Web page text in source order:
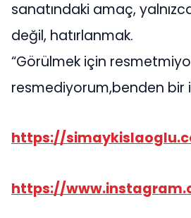
sanatındaki amaç,
değil, hatırlanmak.
“Görülmek için
resmediyorum,benden bir
https://
https://